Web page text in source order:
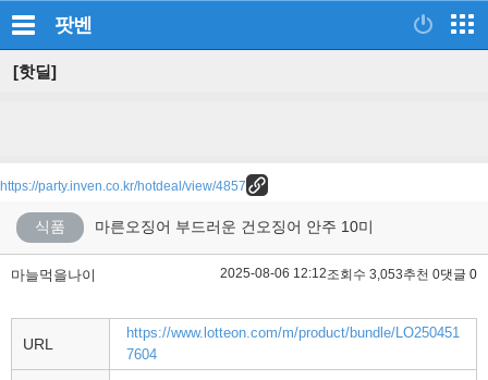
팟벤
[핫딜]
https://party.inven.co.kr/hotdeal/view/4857
식품 마른오징어 부드러운 건오징어 안주 10미
마늘먹을나이 2025-08-06 12:12조회수 3,053추천 0댓글 0
URL
https://www.lotteon.com/m/product/bundle/LO250451
7604